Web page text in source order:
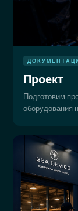
Проект
Подготовим
оборудования